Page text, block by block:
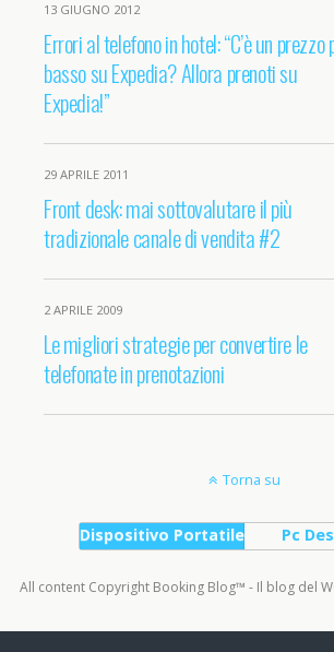
13 GIUGNO 2012
Errori al telefono in hotel: “C’è un prezzo
basso su Expedia? Allora prenoti su
Expedia!”
29 APRILE 2011
Front desk: mai sottovalutare il più
tradizionale canale di vendita #2
2 APRILE 2009
Le migliori strategie per convertire le
telefonate in prenotazioni
Torna su
Dispositivo Portatile Pc
All content Copyright Booking Blog™ - Il blog del